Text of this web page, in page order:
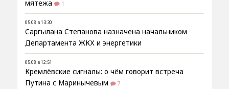
мятежа
1
05.08 в 13:30
Саргылана Степанова назначена начальником
Департамента ЖКХ и энергетики
05.08 в 12:51
Кремлёвские сигналы: о чём говорит встреча
Путина с Маринычевым
7